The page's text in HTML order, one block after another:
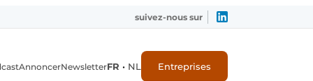
suivez-nous sur
AnnoncerNewsletterFR • NL Entreprises